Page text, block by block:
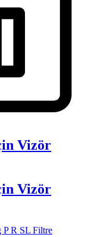
Vizör
Vizör